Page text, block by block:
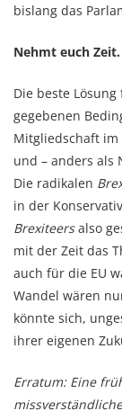
bislang das
Nehmt euch
Die beste
gegebenen
Mitgliedschaft im
und – anders als
Die radikalen
in der
Brexiteersalso
mit der Zeit das
auch für die EU
Wandel wären
könnte sich,
ihrer eigenen
Erratum: Eine